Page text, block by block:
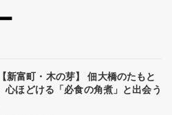
【新富町・木の芽】 佃大橋のたもと
心ほどける「必食の角煮」と出会う